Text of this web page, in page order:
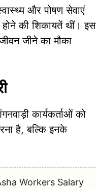
और पोषण सेवाएं
की शिकायतें थीं। इस
जीने का मौका
कार्यकर्ताओं को
है, बल्कि इनके
Workers Salary